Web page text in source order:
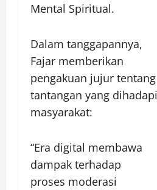
Mental Spiritual.
Dalam tanggapannya,
Fajar memberikan
pengakuan jujur tentang
tantangan yang dihadapi
masyarakat:
“Era digital membawa
dampak terhadap
proses moderasi